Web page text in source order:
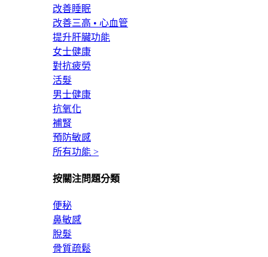
改善睡眠
改善三高 • 心血管
提升肝臟功能
女士健康
對抗疲勞
活髮
男士健康
抗氧化
補腎
預防敏感
所有功能 >
按關注問題分類
便秘
鼻敏感
脫髮
骨質疏鬆